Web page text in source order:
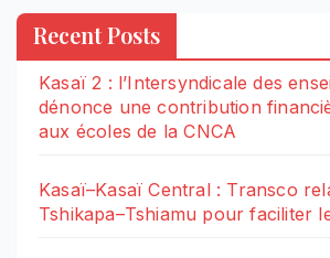
Recent Posts
Kasaï 2 : l’Intersyndicale des
dénonce une contribution
aux écoles de la CNCA
Kasaï–Kasaï Central : Transco
Tshikapa–Tshiamu pour faciliter